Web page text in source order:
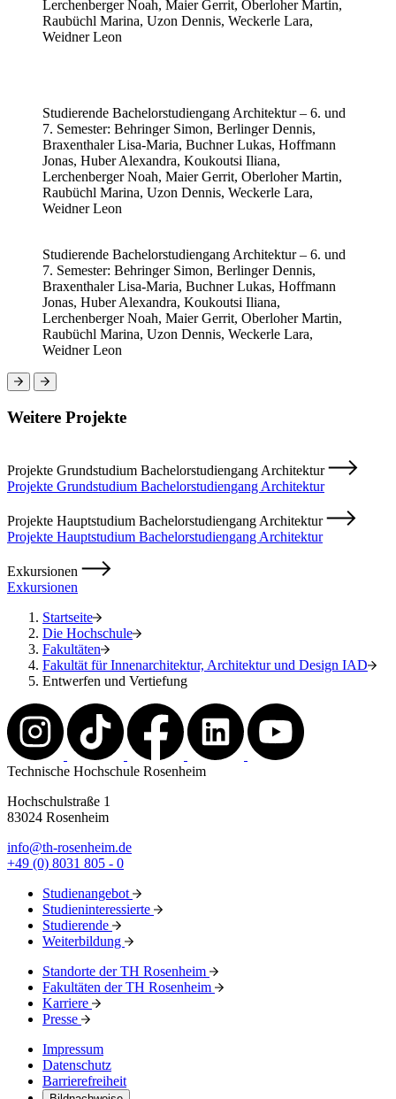
Lerchenberger Noah, Maier Gerrit, Oberloher Martin,
Raubüchl Marina, Uzon Dennis, Weckerle Lara,
Weidner Leon
Studierende Bachelorstudiengang Architektur – 6. und
7. Semester: Behringer Simon, Berlinger Dennis,
Braxenthaler Lisa-Maria, Buchner Lukas, Hoffmann
Jonas, Huber Alexandra, Koukoutsi Iliana,
Lerchenberger Noah, Maier Gerrit, Oberloher Martin,
Raubüchl Marina, Uzon Dennis, Weckerle Lara,
Weidner Leon
Studierende Bachelorstudiengang Architektur – 6. und
7. Semester: Behringer Simon, Berlinger Dennis,
Braxenthaler Lisa-Maria, Buchner Lukas, Hoffmann
Jonas, Huber Alexandra, Koukoutsi Iliana,
Lerchenberger Noah, Maier Gerrit, Oberloher Martin,
Raubüchl Marina, Uzon Dennis, Weckerle Lara,
Weidner Leon
Weitere Projekte
Projekte Grundstudium Bachelorstudiengang Architektur
Projekte Grundstudium Bachelorstudiengang Architektur
Projekte Hauptstudium Bachelorstudiengang Architektur
Projekte Hauptstudium Bachelorstudiengang Architektur
Exkursionen
Exkursionen
Startseite
Die Hochschule
Fakultäten
Fakultät für Innenarchitektur, Architektur und Design IAD
Entwerfen und Vertiefung
Technische Hochschule Rosenheim
Hochschulstraße 1
83024 Rosenheim
info@th-rosenheim.de
+49 (0) 8031 805 - 0
Studienangebot
Studieninteressierte
Studierende
Weiterbildung
Standorte der TH Rosenheim
Fakultäten der TH Rosenheim
Karriere
Presse
Impressum
Datenschutz
Barrierefreiheit